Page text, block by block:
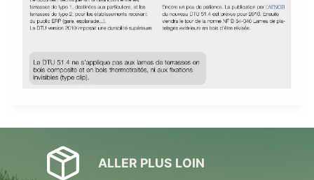
ALLER PLUS LOIN